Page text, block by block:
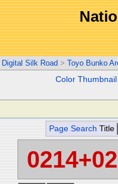
Digital Silk Road > Toyo Bunko
Color Thumbnail
Page Search Title